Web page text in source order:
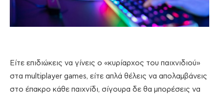
Είτε επιδιώκεις να γίνεις ο «κυρίαρχος του παιχνιδιού»
στα multiplayer games, είτε απλά θέλεις να απολαμβάνεις
στο έπακρο κάθε παιχνίδι, σίγουρα δε θα μπορέσεις να